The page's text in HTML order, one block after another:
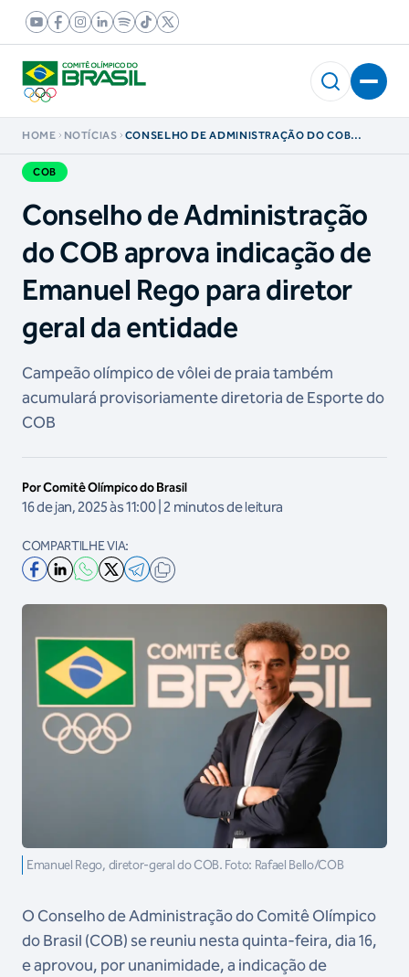
HOME NOTÍCIAS
CONSELHO DE ADMINISTRAÇÃO DO COB
COB
Conselho de Administração
do COB aprova indicação de
Emanuel Rego para diretor
geral da entidade
Campeão olímpico de vôlei de praia também
acumulará provisoriamente diretoria de Esporte do
COB
Por Comitê Olímpico do Brasil
16 de jan, 2025 às 11:00 | 2 minutos de leitura
COMPARTILHE VIA:
Emanuel Rego, diretor-geral do COB. Foto: Rafael Bello/COB
O Conselho de Administração do Comitê Olímpico
do Brasil (COB) se reuniu nesta quinta-feira, dia 16,
e aprovou, por unanimidade, a indicação de